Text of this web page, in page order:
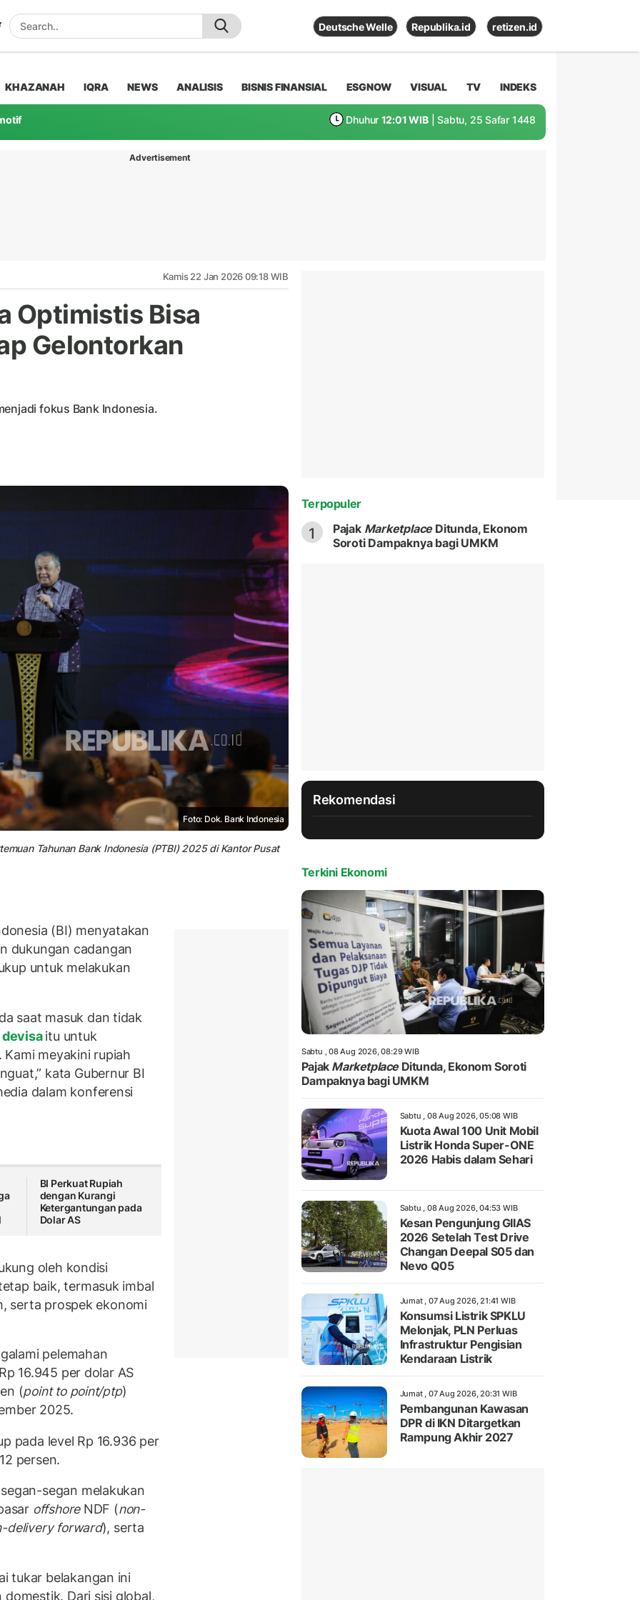
Deutsche Welle Republika.id retizen.id
KHAZANAH IQRA NEWS ANALISIS BISNIS FINANSIAL ESGNOW VISUAL TV INDEKS
Dhuhur 12:01 WIB | Sabtu, 25 Safar 1448
Advertisement
Kamis 22 Jan 2026 09:18 WIB
Optimistis Bisa
Gelontorkan
fokus Bank Indonesia.
Foto: Dok. Bank Indonesia
Tahunan Bank Indonesia (PTBI) 2025 di Kantor Pusat
(BI) menyatakan
dukungan cadangan
untuk melakukan
saat masuk dan tidak
itu untuk
meyakini rupiah
kata Gubernur BI
dalam konferensi
BI Perkuat Rupiah
dengan Kurangi
Ketergantungan pada
Dolar AS
oleh kondisi
baik, termasuk imbal
serta prospek ekonomi
pelemahan
16.945 per dolar AS
(point to point/ptp)
2025.
pada level Rp 16.936 per
persen.
segan melakukan
offshoreNDF (non-
delivery forward), serta
tukar belakangan ini
Dari sisi global,
Terpopuler
1 Pajak MarketplaceDitunda, Ekonom
Soroti Dampaknya bagi UMKM
Rekomendasi
Terkini Ekonomi
Sabtu , 08 Aug 2026, 08:29 WIB
Pajak MarketplaceDitunda, Ekonom Soroti
Dampaknya bagi UMKM
Sabtu , 08 Aug 2026, 05:08 WIB
Kuota Awal 100 Unit Mobil
Listrik Honda Super-ONE
2026 Habis dalam Sehari
Sabtu , 08 Aug 2026, 04:53 WIB
Kesan Pengunjung GIIAS
2026 Setelah Test Drive
Changan Deepal S05 dan
Nevo Q05
Jumat , 07 Aug 2026, 21:41 WIB
Konsumsi Listrik SPKLU
Melonjak, PLN Perluas
Infrastruktur Pengisian
Kendaraan Listrik
Jumat , 07 Aug 2026, 20:31 WIB
Pembangunan Kawasan
DPR di IKN Ditargetkan
Rampung Akhir 2027